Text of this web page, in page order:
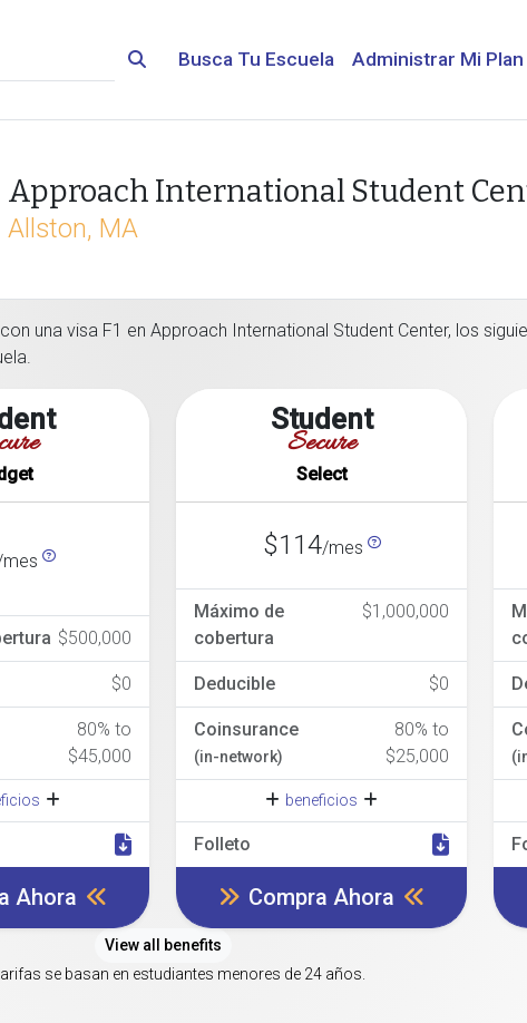
Busca Tu Escuela Administrar Mi Plan
Approach International Student
Allston, MA
una visa F1 en Approach International Student Center, los
$500,000
$0
80% to
$45,000
Ahora
Student
Secure
Select
$114/mes
Máximo de
cobertura
$1,000,000
Deducible $0
Coinsurance
(in-network)
80% to
$25,000
beneficios
Folleto
Compra Ahora
View all benefits
se basan en estudiantes menores de 24 años.